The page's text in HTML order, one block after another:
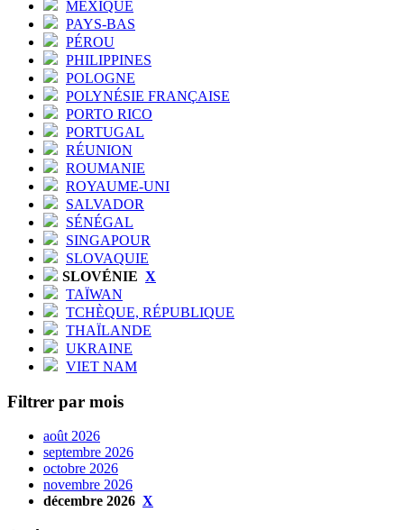
MEXIQUE
PAYS-BAS
PÉROU
PHILIPPINES
POLOGNE
POLYNÉSIE FRANÇAISE
PORTO RICO
PORTUGAL
RÉUNION
ROUMANIE
ROYAUME-UNI
SALVADOR
SÉNÉGAL
SINGAPOUR
SLOVAQUIE
SLOVÉNIE X
TAÏWAN
TCHÈQUE, RÉPUBLIQUE
THAÏLANDE
UKRAINE
VIET NAM
Filtrer par mois
août 2026
septembre 2026
octobre 2026
novembre 2026
décembre 2026 X